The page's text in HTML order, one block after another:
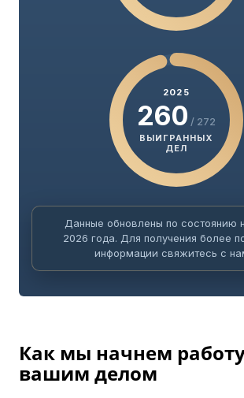
2025
260 / 272
ВЫИГРАННЫХ
ДЕЛ
Данные обновлены по состоянию
2026 года. Для получения более
информации свяжитесь с
Как мы начнем
вашим делом